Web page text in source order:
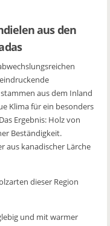
aus den
aus dem Inland
Klima für ein besonders
Ergebnis: Holz von
Beständigkeit.
aus kanadischer Lärche
dieser Region
und mit warmer